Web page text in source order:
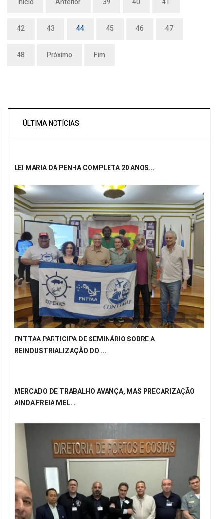
Início Anterior 39 40 41
42 43 44 45 46 47
48 Próximo Fim
ÚLTIMA NOTÍCIAS
LEI MARIA DA PENHA COMPLETA 20 ANOS...
FNTTAA PARTICIPA DE SEMINÁRIO SOBRE A
REINDUSTRIALIZAÇÃO DO ...
MERCADO DE TRABALHO AVANÇA, MAS PRECARIZAÇÃO
AINDA FREIA MEL...